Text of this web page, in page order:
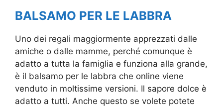
BALSAMO PER LE LABBRA
Uno dei regali maggiormente apprezzati dalle
amiche o dalle mamme, perché comunque è
adatto a tutta la famiglia e funziona alla grande,
è il balsamo per le labbra che online viene
venduto in moltissime versioni. Il sapore dolce è
adatto a tutti. Anche questo se volete potete